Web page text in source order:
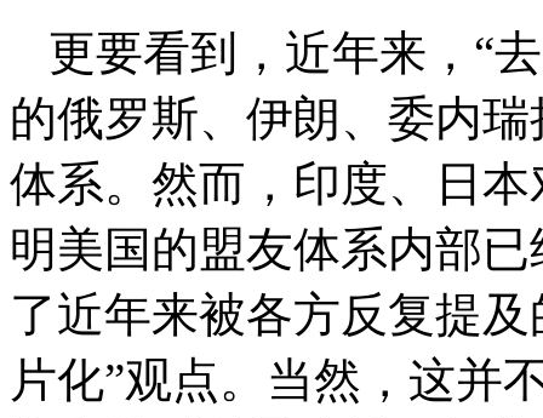
更要看到，近年来，“
的俄罗斯、伊朗、委内
体系。然而，印度、日
明美国的盟友体系内部
了近年来被各方反复提
片化”观点。当然，这并